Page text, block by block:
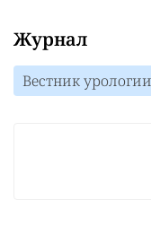
Журнал
Вестник